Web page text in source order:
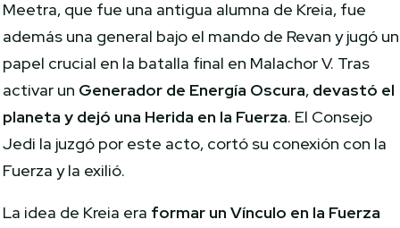
Meetra, que fue una antigua alumna de Kreia, fue
además una general bajo el mando de Revan y jugó un
papel crucial en la batalla final en Malachor V. Tras
activar un Generador de Energía Oscura, devastó el
planeta y dejó una Herida en la Fuerza. El Consejo
Jedi la juzgó por este acto, cortó su conexión con la
Fuerza y la exilió.
La idea de Kreia era formar un Vínculo en la Fuerza